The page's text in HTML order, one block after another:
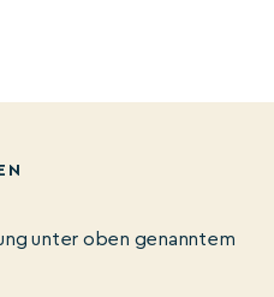
unter oben genanntem